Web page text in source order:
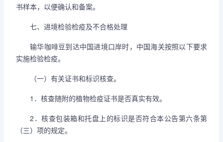
书样本，以便确认和备案。
七、进境检验检疫及不合格处理
输华咖啡豆到达中国进境口岸时，中国海关按照以下要求
实施检验检疫。
（一）有关证书和标识核查。
1．核查随附的植物检疫证书是否真实有效。
2．核查包装箱和托盘上的标识是否符合本公告第六条第
（三）项的规定。